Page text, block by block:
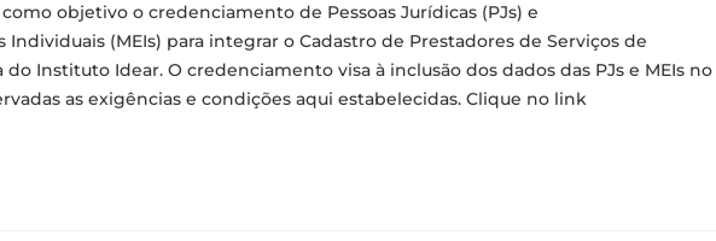
objetivo o credenciamento de Pessoas Jurídicas (PJs) e
(MEIs) para integrar o Cadastro de Prestadores de Serviços de
do Instituto Idear. O credenciamento visa à inclusão dos dados das PJs e MEIs no
as exigências e condições aqui estabelecidas. Clique no link